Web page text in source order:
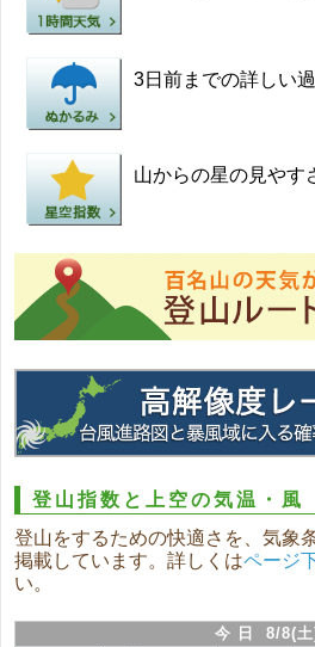
3日前までの詳しい
山からの星の見やす
登山指数と上空の気温・風
登山をするための快適さを、気象
掲載しています。詳しくはページ
い。
今 日 8/8(土